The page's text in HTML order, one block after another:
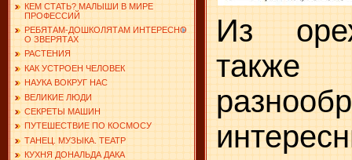
КЕМ СТАТЬ? МАЛЫШИ В МИРЕ
ПРОФЕССИЙ
РЕБЯТАМ-ДОШКОЛЯТАМ ИНТЕРЕСНО
О ЗВЕРЯТАХ
РАСТЕНИЯ
КАК УСТРОЕН ЧЕЛОВЕК
НАУКА ВОКРУГ НАС
ВЕЛИКИЕ ЛЮДИ
СЕКРЕТЫ МАШИН
ПУТЕШЕСТВИЕ ПО КОСМОСУ
ТАНЕЦ. МУЗЫКА. ТЕАТР
КУХНЯ ДОНАЛЬДА ДАКА
Из